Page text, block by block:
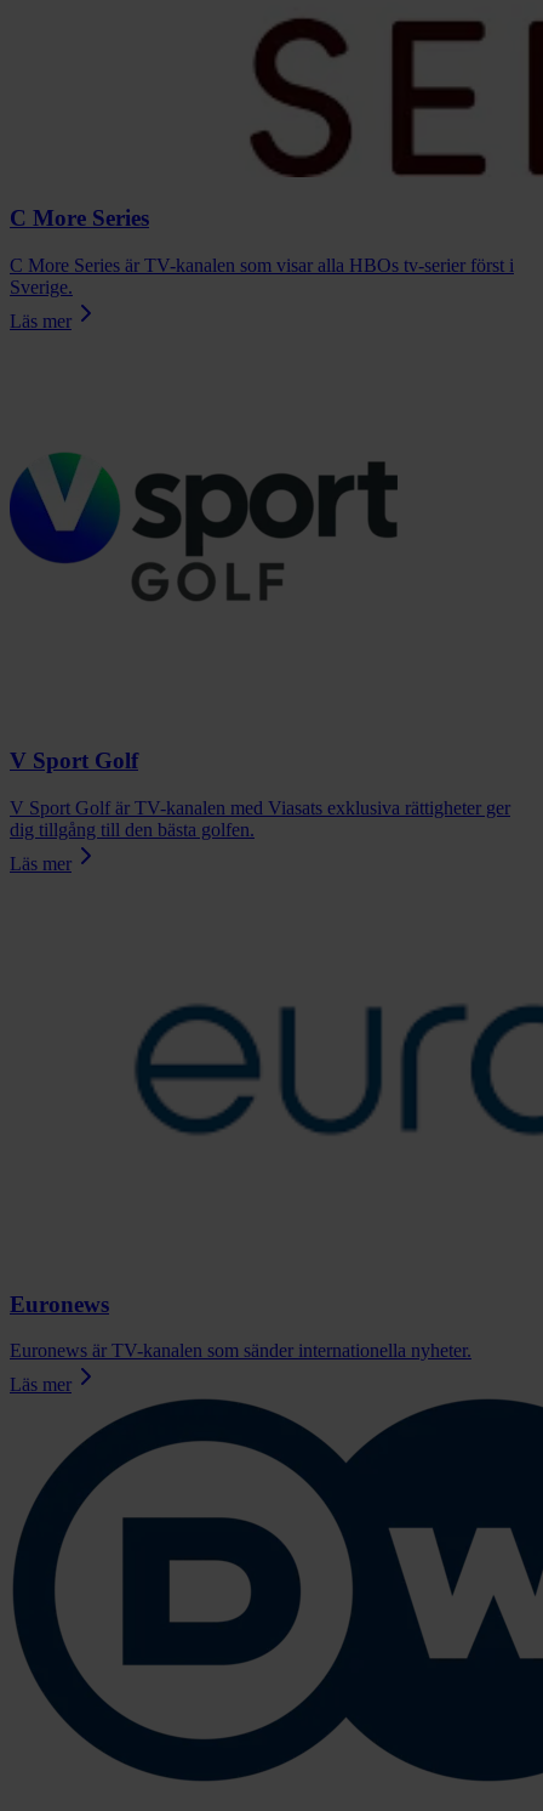
C More Series
C More Series är TV-kanalen som visar alla HBOs tv-serier först i
Sverige.
Läs mer
V Sport Golf
V Sport Golf är TV-kanalen med Viasats exklusiva rättigheter ger
dig tillgång till den bästa golfen.
Läs mer
Euronews
Euronews är TV-kanalen som sänder internationella nyheter.
Läs mer